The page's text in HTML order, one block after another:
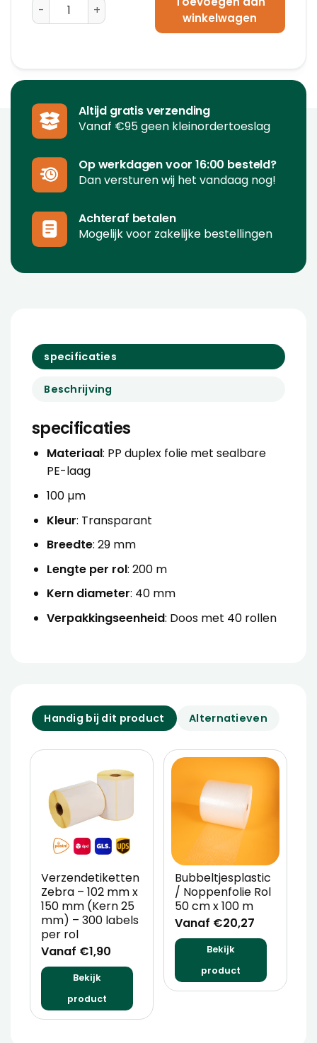
Droogmiddel Zakjes Branogel – 16 DIN Type VA aantal
winkelwagen
Altijd gratis verzending
Vanaf €95 geen kleinordertoeslag
Op werkdagen voor 16:00 besteld?
Dan versturen wij het vandaag nog!
Achteraf betalen
Mogelijk voor zakelijke bestellingen
specificaties
Beschrijving
specificaties
Materiaal: PP duplex folie met sealbare
PE-laag
100 µm
Kleur: Transparant
Breedte: 29 mm
Lengte per rol: 200 m
Kern diameter: 40 mm
Verpakkingseenheid: Doos met 40 rollen
Handig bij dit product Alternatieven
Verzendetiketten
Zebra – 102 mm x
150 mm (Kern 25
mm) – 300 labels
per rol
Vanaf €1,90
Bekijk
product
Bubbeltjesplastic
/ Noppenfolie Rol
50 cm x 100 m
Vanaf €20,27
Bekijk
product